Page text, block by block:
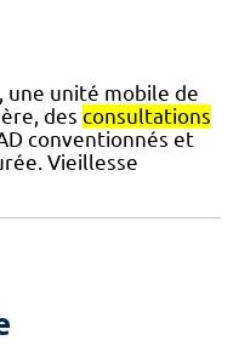
une unité mobile de
des consultations
conventionnés et
Vieillesse